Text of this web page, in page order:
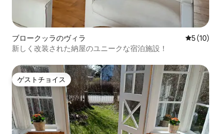
ブロークッラのヴィラ レビュー
5 (10)
新しく改装された納屋のユニークな宿泊施設！
ゲストチョイス
ゲストチョイス